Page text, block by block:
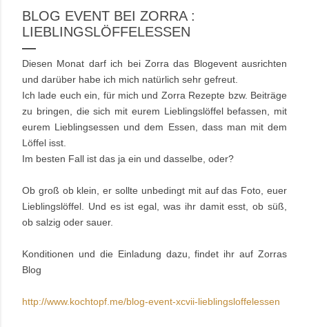
BLOG EVENT BEI ZORRA :
LIEBLINGSLÖFFELESSEN
Diesen Monat darf ich bei Zorra das Blogevent ausrichten
und darüber habe ich mich natürlich sehr gefreut.
Ich lade euch ein, für mich und Zorra Rezepte bzw. Beiträge
zu bringen, die sich mit eurem Lieblingslöffel befassen, mit
eurem Lieblingsessen und dem Essen, dass man mit dem
Löffel isst.
Im besten Fall ist das ja ein und dasselbe, oder?
Ob groß ob klein, er sollte unbedingt mit auf das Foto, euer
Lieblingslöffel. Und es ist egal, was ihr damit esst, ob süß,
ob salzig oder sauer.
Konditionen und die Einladung dazu, findet ihr auf Zorras
Blog
http://www.kochtopf.me/blog-event-xcvii-lieblingsloffelessen